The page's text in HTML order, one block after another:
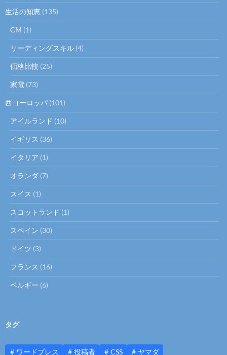
生活の知恵 (135)
CM (1)
リーディングスキル (4)
価格比較 (25)
家電 (73)
西ヨーロッパ (101)
アイルランド (10)
イギリス (36)
イタリア (1)
オランダ (7)
スイス (1)
スコットランド (1)
スペイン (30)
ドイツ (3)
フランス (16)
ベルギー (6)
タグ
ワードプレス 投稿者 CSS ヤマダ